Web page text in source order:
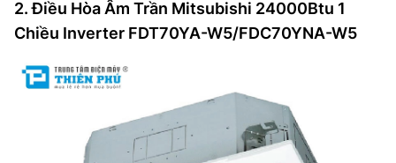
2. Điều Hòa Âm Trần Mitsubishi 24000Btu 1
Chiều Inverter FDT70YA-W5/FDC70YNA-W5